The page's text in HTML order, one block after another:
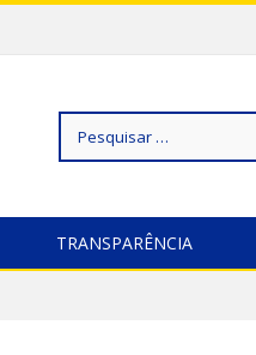
Pesquisar
TRANSPARÊNCIA